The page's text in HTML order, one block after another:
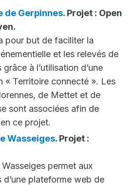
de Gerpinnes. Projet : Open
pour but de faciliter la
et les relevés de
à l’utilisation d’une
« Territoire connecté ». Les
de Mettet et de
sont associées afin de
ce projet.
Wasseiges. Projet :
permet aux
d’une plateforme web de